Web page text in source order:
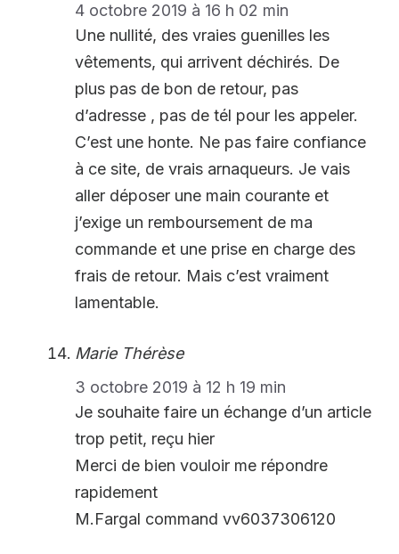
4 octobre 2019 à 16 h 02 min
Une nullité, des vraies guenilles les
vêtements, qui arrivent déchirés. De
plus pas de bon de retour, pas
d’adresse , pas de tél pour les appeler.
C’est une honte. Ne pas faire confiance
à ce site, de vrais arnaqueurs. Je vais
aller déposer une main courante et
j’exige un remboursement de ma
commande et une prise en charge des
frais de retour. Mais c’est vraiment
lamentable.
Marie Thérèse
3 octobre 2019 à 12 h 19 min
Je souhaite faire un échange d’un article
trop petit, reçu hier
Merci de bien vouloir me répondre
rapidement
M.Fargal command vv6037306120